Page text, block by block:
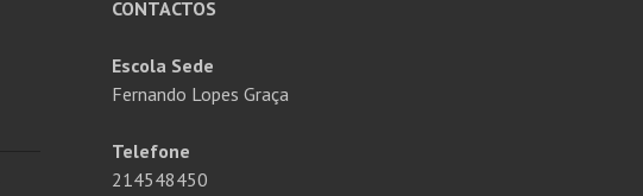
CONTACTOS
Escola Sede
Fernando Lopes Graça
Telefone
214548450